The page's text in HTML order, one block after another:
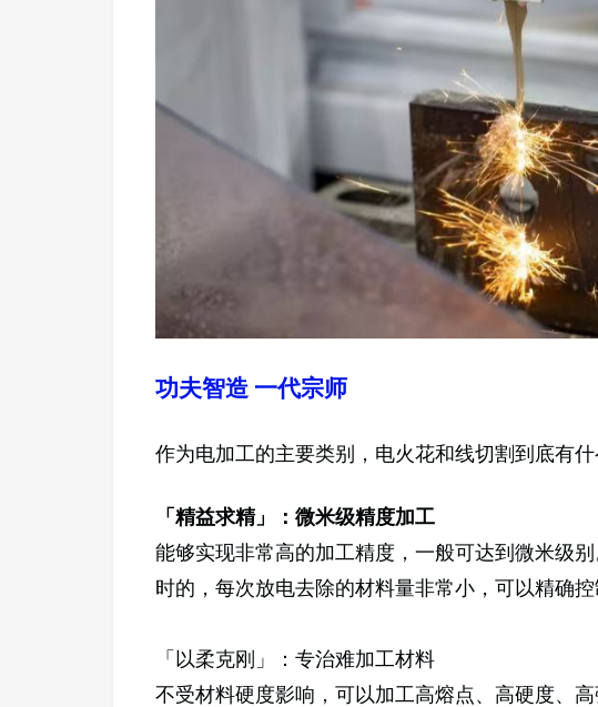
功夫智造 一代宗师
作为电加工的主要类别，电火花和线切割到底有什
「精益求精」：微米级精度加工
能够实现非常高的加工精度，一般可达到微米级
时的，每次放电去除的材料量非常小，可以精确控
「以柔克刚」：专治难加工材料
不受材料硬度影响，可以加工高熔点、高硬度、高